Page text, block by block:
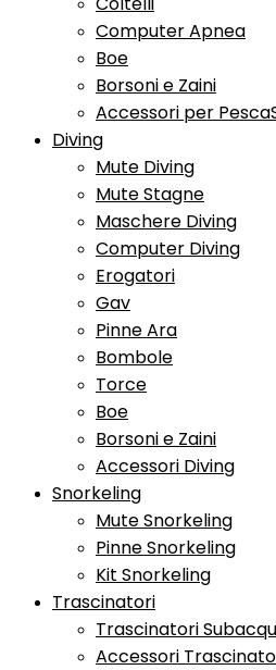
Computer Apnea
Boe
Borsoni e Zaini
Accessori per
Diving
Mute Diving
Mute Stagne
Maschere Diving
Computer Diving
Erogatori
Gav
Pinne Ara
Bombole
Torce
Boe
Borsoni e Zaini
Accessori Diving
Snorkeling
Mute Snorkeling
Pinne Snorkeling
Kit Snorkeling
Trascinatori
Trascinatori
Accessori